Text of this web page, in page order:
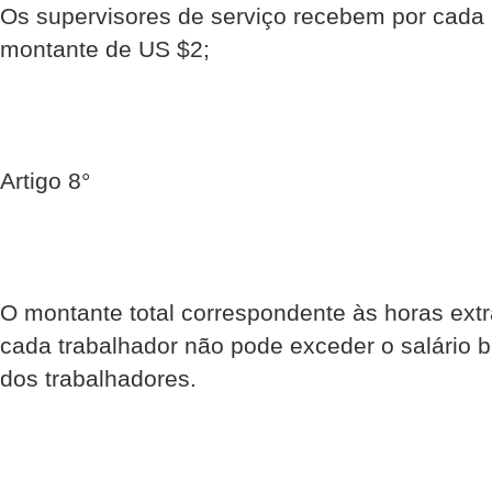
Os supervisores de serviço recebem por
montante de US $2;
Artigo 8°
O montante total correspondente às horas
cada trabalhador não pode exceder o salário
dos trabalhadores.